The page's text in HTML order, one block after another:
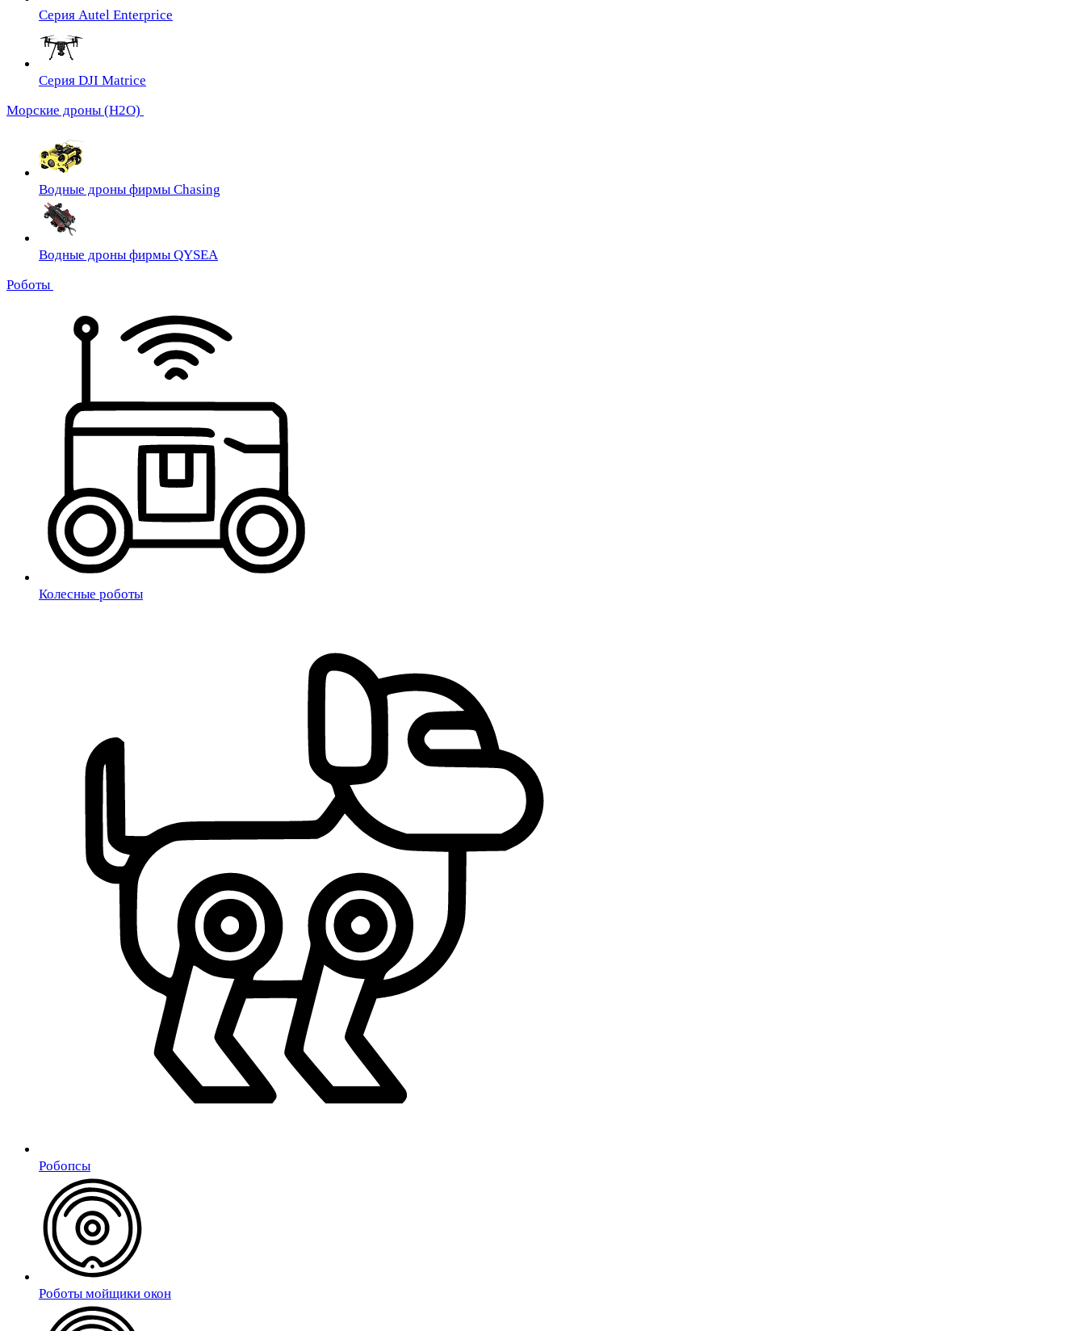
Серия Autel Enterprice
Серия DJI Matrice
Морские дроны (H2O)
Водные дроны фирмы Chasing
Водные дроны фирмы QYSEA
Роботы
Колесные роботы
Робопсы
Роботы мойщики окон